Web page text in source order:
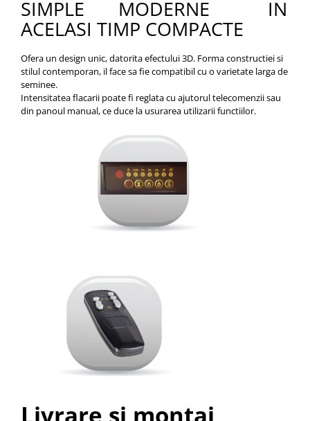
SIMPLE MODERNE IN
ACELASI TIMP COMPACTE
Ofera un design unic, datorita efectului 3D. Forma constructiei si
stilul contemporan, il face sa fie compatibil cu o varietate larga de
seminee.
Intensitatea flacarii poate fi reglata cu ajutorul telecomenzii sau
din panoul manual, ce duce la usurarea utilizarii functiilor.